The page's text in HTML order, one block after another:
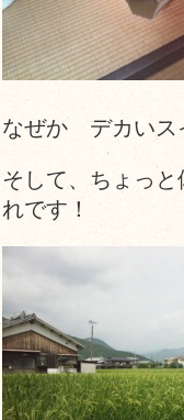
なぜか デカいス
そして、ちょっ
れです！